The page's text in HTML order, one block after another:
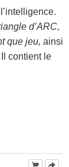
d’ARC,
que jeu, ainsi
contient le